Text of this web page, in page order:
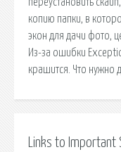
копию папки, в
экон для дачи фото,
Из-за ошибки
крашится. Что нужно
Links to Important